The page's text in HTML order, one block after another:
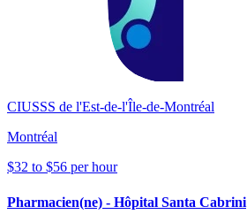
CIUSSS de l'Est-de-l'Île-de-Montréal
Montréal
$32 to $56 per hour
Pharmacien(ne) - Hôpital Santa Cabrini